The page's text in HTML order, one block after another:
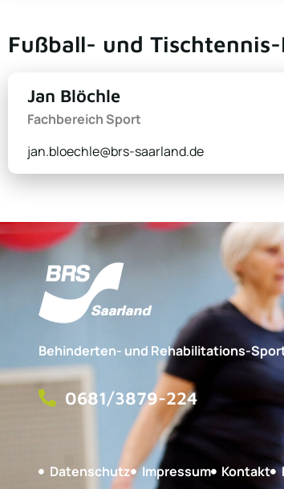
Fußball- und Tischtennis-
Jan Blöchle
Fachbereich Sport
jan.bloechle@brs-saarland.de
Behinderten- und Rehabilitations-
0681/3879-224
Datenschutz Impressum Kontakt